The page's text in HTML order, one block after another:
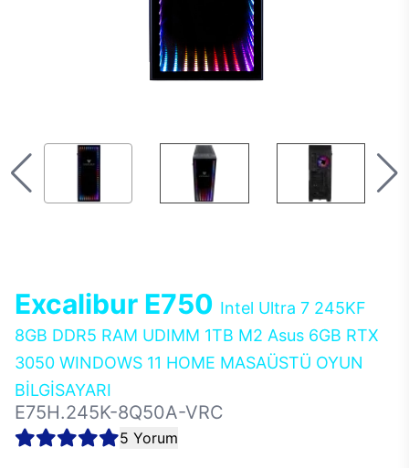
Excalibur E750 Intel Ultra 7 245KF
8GB DDR5 RAM UDIMM 1TB M2 Asus 6GB RTX
3050 WINDOWS 11 HOME MASAÜSTÜ OYUN
BİLGİSAYARI
E75H.245K-8Q50A-VRC
5 Yorum